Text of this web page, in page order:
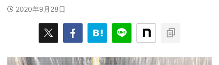
2020年9月28日